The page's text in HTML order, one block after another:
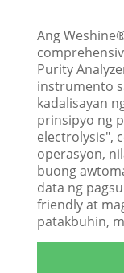
Ang
Purity
instrumento
kadalisayan
prinsipyo ng
electrolysis",
operasyon,
buong
data ng
friendly at
patakbuhin,